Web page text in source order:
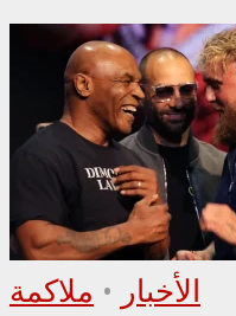
الأخبار • ملاكمة